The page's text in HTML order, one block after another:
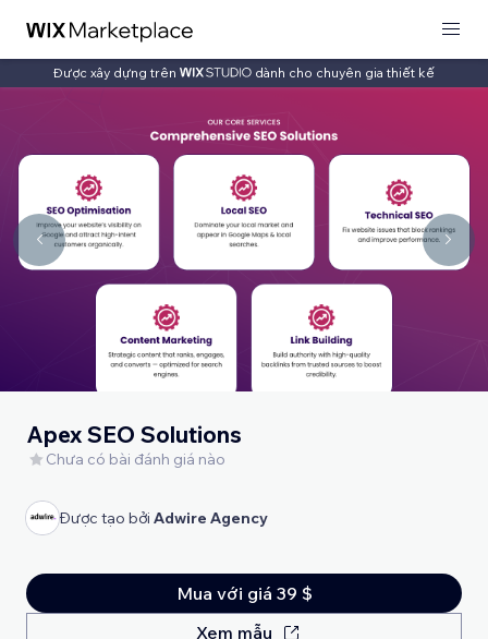
Được xây dựng trên dành cho chuyên gia thiết kế
Apex SEO Solutions
Chưa có bài đánh giá nào
Được tạo bởi Adwire Agency
Mua với giá 39 $
Xem mẫu